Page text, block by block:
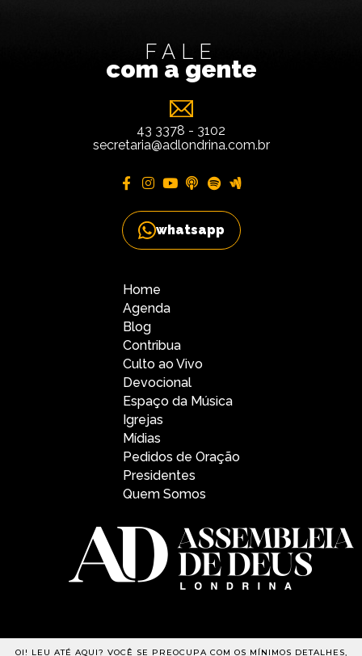
FALE
com a gente
43 3378 - 3102
secretaria@adlondrina.com.br
whatsapp
Home
Agenda
Blog
Contribua
Culto ao Vivo
Devocional
Espaço da Música
Igrejas
Mídias
Pedidos de Oração
Presidentes
Quem Somos
OI! LEU ATÉ AQUI? VOCÊ SE PREOCUPA COM OS MÍNIMOS DETALHES,